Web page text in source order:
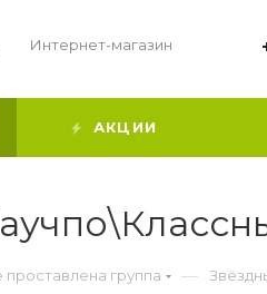
Интернет-магазин
АКЦИИ
проставлена группа —